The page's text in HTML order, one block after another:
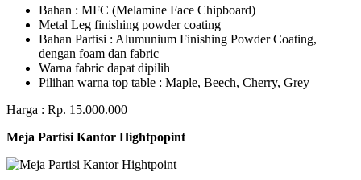
Bahan : MFC (Melamine Face Chipboard)
Metal Leg finishing powder coating
Bahan Partisi : Alumunium Finishing Powder Coating,
dengan foam dan fabric
Warna fabric dapat dipilih
Pilihan warna top table : Maple, Beech, Cherry, Grey
Harga : Rp. 15.000.000
Meja Partisi Kantor Hightpopint